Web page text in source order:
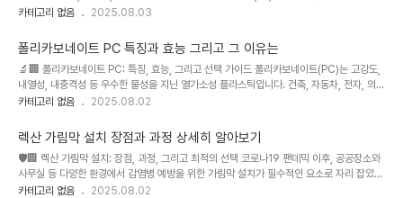
중요한 역할을 합니다. 하지만 시중에는 다양한 종류의 캐노피가 판매되고 있으며, 재질, 크
가이드는 다양한 캐노피를 비교 분석하여 소비자들이 현명한 구매 결정을 내릴 수 있도록 돕
고자 합니다. 최근 캠핑 인구 증가와 함께 다양한 기능과 디자인의 캐노피가 출시되면서 시
장 경쟁이 치열해지고 있으며, 소비자들의 선택 기준 또한 다양화되고 있습니다. 가격, 내구
성, 설치 편의성, 디자인 등을 고려하여 자신에게 맞는..
카테고리 없음 2025.08.03
폴리카보네이트 PC 특징과 효능 그리고 그 이유는
🔬🏢 폴리카보네이트 PC: 특징, 효능, 그리고 선택 가이드 폴리카보네이트(PC)는 고강도,
내열성, 내충격성 등 우수한 물성을 지닌 열가소성 플라스틱입니다. 건축, 자동차, 전자, 의료
등 다양한 산업 분야에서 널리 사용되며, 특히 투명하고 강한 소재가 필요한 곳에 필수적인
산 과정에서의 환경 영향을 최소화하는 PC 소재 개발에도 많은 투자가 이루어지고 있으며,
시장은 지속적인 성장세를 보이고 있습니다. 특히, 건축 분야에서는 에너지 효율이 높은 건
물을 건설하기 위한 소재로서, 자동차 산업에서는 경량화 및 안전성 향상을 위한 소재로서,
그리고 전자 산업에서는 내구성이 뛰어난 제품 생산을 위..
카테고리 없음 2025.08.02
렉산 가림막 설치 장점과 과정 상세히 알아보기
🛡️🏢 렉산 가림막 설치: 장점, 과정, 그리고 최적의 선택 코로나19 팬데믹 이후, 공공장소와
사무실 등 다양한 환경에서 감염병 예방을 위한 가림막 설치가 필수적인 요소로 자리 잡았습
니다. 특히, 렉산(폴리카보네이트) 소재의 가림막은 가볍고 내구성이 뛰어나, 다양한 장소에
카테고리 없음 2025.08.02